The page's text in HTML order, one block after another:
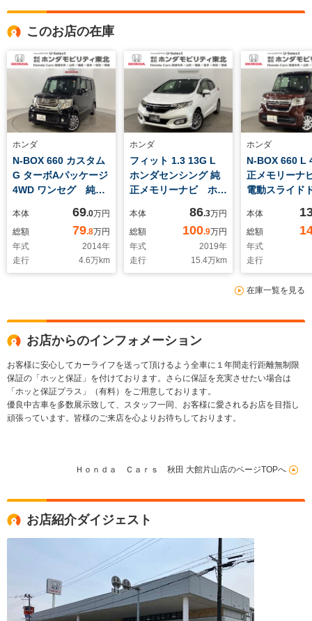
このお店の在庫
ホンダ
N-BOX 660 カスタム
G ターボAパッケージ
4WD ワンセグ 純正
トキー リモコンエン
ジンスターター(社外
品) 純正アルミホイ
ール ベンチシート
両側電動スライドド
キ 横滑り防止 バッ
クカメラ
本体 69.0万円
総額
79.8万円
年式
2014年
走行
4.6万km
ホンダ
フィット 1.3 13G L
ホンダセンシング 純
正メモリーナビ ホン
ズコントロール 衝突
軽減ブレーキ 横滑り
防止 バックカメラ
盗難防止 LEDヘッド
ライト
本体 86.3万円
総額
100.9万円
年式
2019年
走行
15.4万km
ホンダ
N-BOX 660 L
正メモリーナ
電動スライ
センシング
コントロール
減ブレーキ
止 バックカ
難防止 LED
イト
本体
総額
年式
走行
在庫一覧を見る
お店からのインフォメーション
お客様に安心してカーライフを送って頂けるよう全車に１年間走行距離無制限
保証の「ホッと保証」を付けております。さらに保証を充実させたい場合は
「ホッと保証プラス」（有料）をご用意しております。
優良中古車を多数展示致して、スタッフ一同、お客様に愛されるお店を目指し
頑張っています。皆様のご来店を心よりお待ちしております。
Ｈｏｎｄａ Ｃａｒｓ 秋田 大館片山店のページTOPへ
お店紹介ダイジェスト